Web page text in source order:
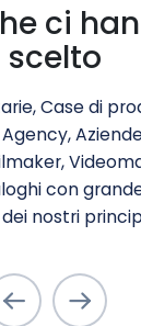
ci
scelto
Case di
con
nostri